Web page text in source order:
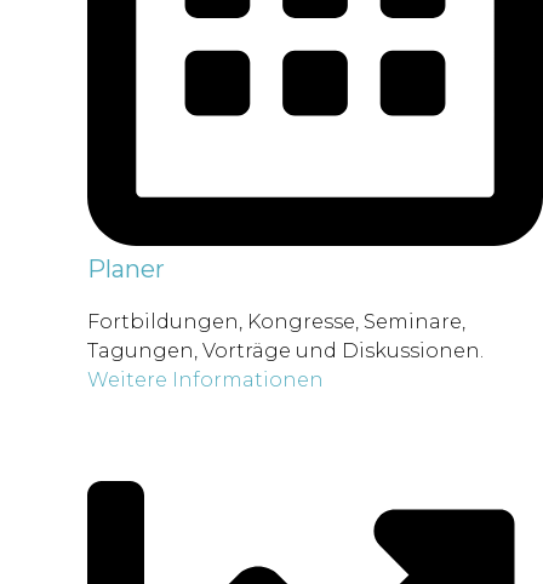
Planer
Fortbildungen, Kongresse, Seminare,
Tagungen, Vorträge und Diskussionen.
Weitere Informationen